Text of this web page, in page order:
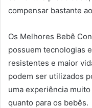
compensar bastante
Os Melhores Bebê
possuem tecnologias
resistentes e maior
podem ser utilizados
uma experiência
quanto para os bebês.